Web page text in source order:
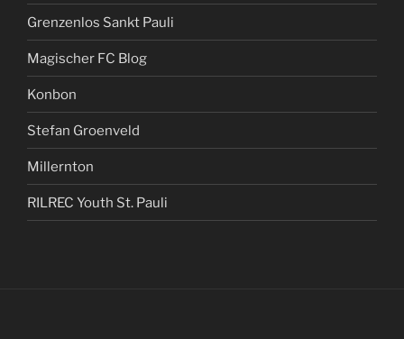
Grenzenlos Sankt Pauli
Magischer FC Blog
Konbon
Stefan Groenveld
Millernton
RILREC Youth St. Pauli